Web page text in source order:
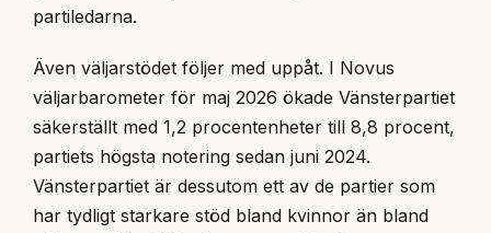
partiledarna.
Även väljarstödet följer med uppåt. I Novus
väljarbarometer för maj 2026 ökade Vänsterpartiet
säkerställt med 1,2 procentenheter till 8,8 procent,
partiets högsta notering sedan juni 2024.
Vänsterpartiet är dessutom ett av de partier som
har tydligt starkare stöd bland kvinnor än bland